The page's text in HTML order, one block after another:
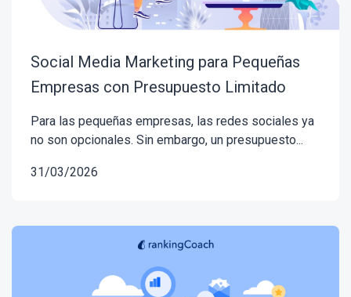
Social Media Marketing para Pequeñas
Empresas con Presupuesto Limitado
Para las pequeñas empresas, las redes sociales ya
no son opcionales. Sin embargo, un presupuesto...
31/03/2026